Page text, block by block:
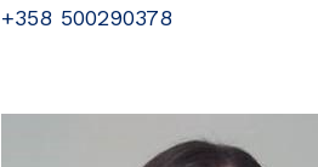
+358 500290378